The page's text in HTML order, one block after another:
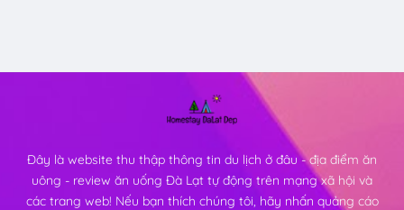
Đây là website thu thập thông tin du lịch ở đâu - địa điểm ăn
uông - review ăn uống Đà Lạt tự động trên mạng xã hội và
các trang web! Nếu bạn thích chúng tôi, hãy nhấn quảng cáo